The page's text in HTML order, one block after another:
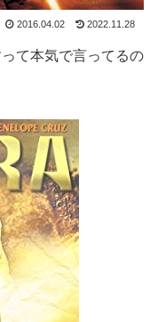
2016.04.02 2022.11.28
て本気で言ってるの